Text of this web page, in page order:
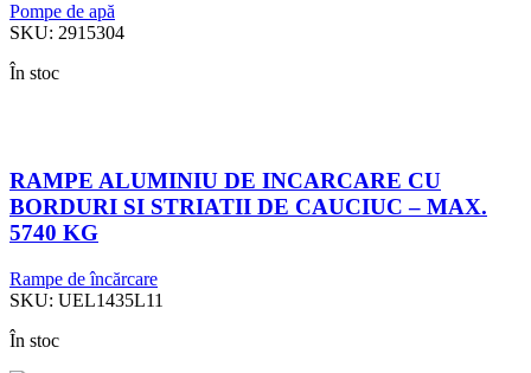
Pompe de apă
SKU: 2915304
În stoc
RAMPE ALUMINIU DE INCARCARE CU
BORDURI SI STRIATII DE CAUCIUC – MAX.
5740 KG
Rampe de încărcare
SKU: UEL1435L11
În stoc